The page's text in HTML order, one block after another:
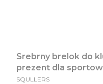
Srebrny brelok do
prezent dla
masie i na redukcji
PRODUCENT
SQULLERS